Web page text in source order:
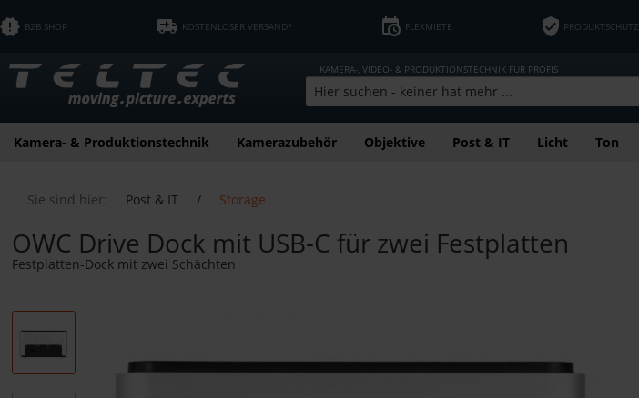
B2B SHOP KOSTENLOSER VERSAND* FLEXMIETE PRODUKTSCHUTZ
KAMERA-, VIDEO- & PRODUKTIONSTECHNIK FÜR PROFIS
Kamera- & Produktionstechnik Kamerazubehör Objektive Post & IT Licht Ton
Sie sind hier: Post & IT / Storage
OWC Drive Dock mit USB-C für zwei Festplatten
Festplatten-Dock mit zwei Schächten